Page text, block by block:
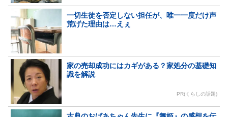
一切生徒を否定しない担任が、唯一一度だけ声
荒げた理由は…えぇ
家の売却成功にはカギがある？家処分の基礎知
識を解説
PR(くらしの話題)